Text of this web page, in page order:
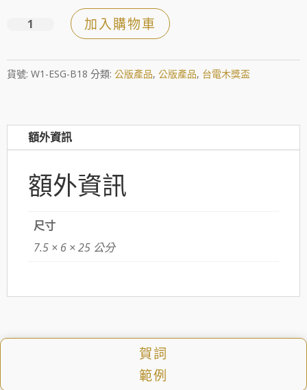
采
玻
加入購物車
貨號: W1-ESG-B18 分類: 公版產品, 公版產品, 台電木獎盃
額外資訊
額外資訊
尺寸
7.5 × 6 × 25 公分
賀詞
範例